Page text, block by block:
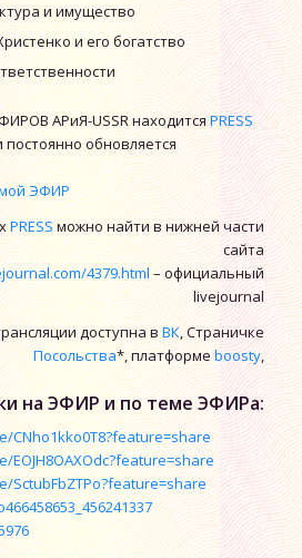
и имущество
и его богатство
АРиЯ-USSR находитсяPRESS
постоянно обновляется
ЭФИР
PRESSможно найти в нижней части
сайта
4379.html– официальный
livejournal
доступна вВК, Страничке
Посольства*, платформеboosty,
на ЭФИР и по теме ЭФИРа:
CNho1kko0T8?feature=share
SctubFbZTPo?feature=share